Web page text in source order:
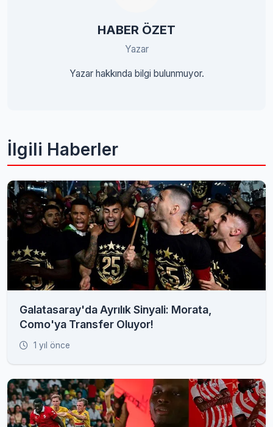
HABER ÖZET
Yazar
Yazar hakkında bilgi bulunmuyor.
İlgili Haberler
Galatasaray'da Ayrılık Sinyali: Morata,
Como'ya Transfer Oluyor!
1 yıl önce